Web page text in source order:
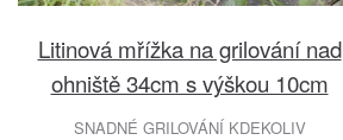
Litinová mřížka na grilování nad
ohniště 34cm s výškou 10cm
SNADNÉ GRILOVÁNÍ KDEKOLIV